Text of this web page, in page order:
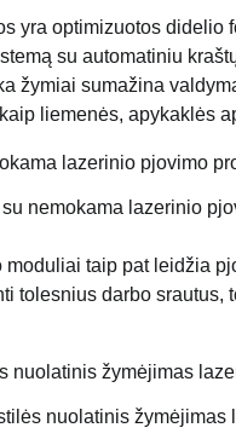
yra optimizuotos didelio
su automatiniu
žymiai sumažina
liemenės, apykaklės
nemokama lazerinio
moduliai taip pat leidžia
tolesnius darbo
nuolatinis